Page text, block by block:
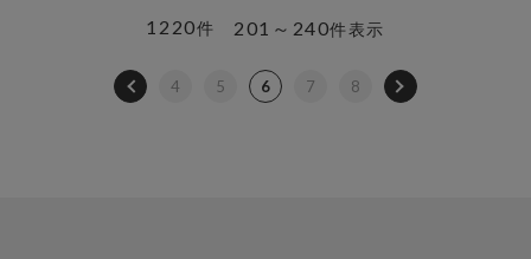
201～240件表示
1220件
4 5 6 7 8